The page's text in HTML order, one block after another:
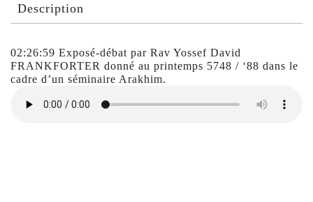
Description
02:26:59 Exposé-débat par Rav Yossef David
FRANKFORTER donné au printemps 5748 / ‘88 dans le
cadre d’un séminaire Arakhim.